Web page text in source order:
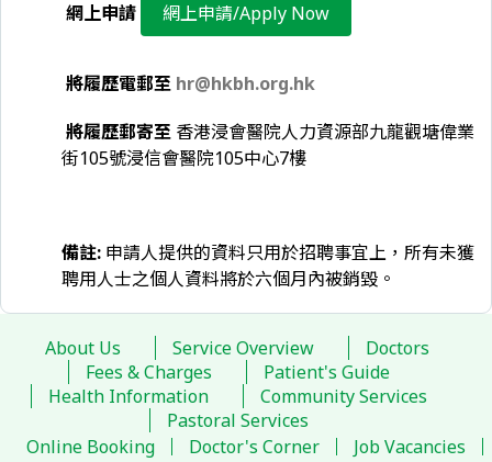
網上申請 網上申請/Apply Now
將履歷電郵至 hr@hkbh.org.hk
將履歷郵寄至 香港浸會醫院人力資源部九龍觀塘偉業
街105號浸信會醫院105中心7樓
備註: 申請人提供的資料只用於招聘事宜上，所有未獲
聘用人士之個人資料將於六個月內被銷毀。
About Us Service Overview
Doctors
Fees & Charges
Patient's Guide
Health Information
Community Services
Pastoral Services
Online Booking
Doctor's Corner Job Vacancies